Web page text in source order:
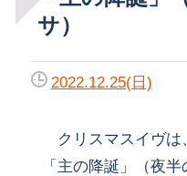
サ）
2022.12.25(日)
クリスマスイヴは
「主の降誕」（夜